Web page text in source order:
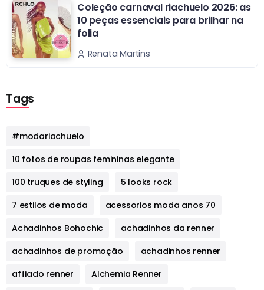
Coleção carnaval riachuelo 2026: as
10 peças essenciais para brilhar na
folia
Renata Martins
Tags
#modariachuelo
10 fotos de roupas femininas elegante
100 truques de styling
5 looks rock
7 estilos de moda
acessorios moda anos 70
Achadinhos Bohochic
achadinhos da renner
achadinhos de promoção
achadinhos renner
afiliado renner
Alchemia Renner